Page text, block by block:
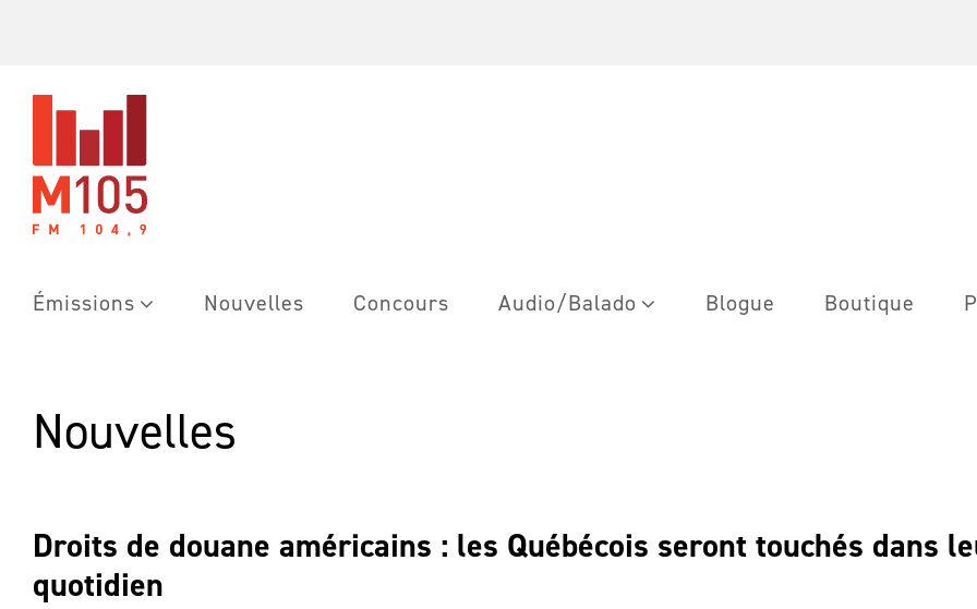
Émissions Nouvelles Concours Audio/Balado Blogue Boutique
Nouvelles
Droits de douane américains : les Québécois seront touchés dans
quotidien